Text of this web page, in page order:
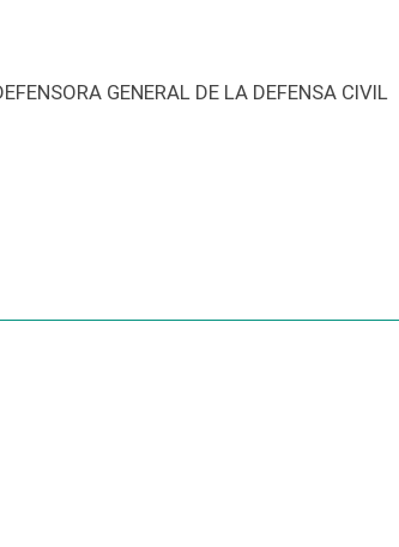
GENERAL DE LA DEFENSA CIVIL